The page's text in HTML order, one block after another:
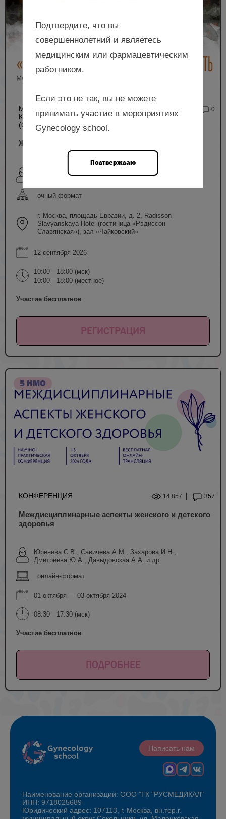
МЕЖРЕГИОНАЛЬНАЯ
КОНФЕРЕНЦИЯ РОАГ
(ОЧНЫЙ ФОРМАТ)
0
Женское здоровье, Московская область
Дудинская Е.Н., Новикова И.П., Нагоев Т.М.,
очный формат
г. Москва, площадь Евразии, д. 2, Radisson
Slavyanskaya Hotel (гостиница «Рэдиссон
Славянская»), зал «Чайковский»
12 сентября 2026
10:00—18:00 (мск)
10:00—18:00 (местное)
Участие бесплатное
РЕГИСТРАЦИЯ
5 НМО
КОНФЕРЕНЦИЯ 14 857 357
Междисциплинарные аспекты женского и детского
здоровья
Юренева С.В., Савичева А.М., Захарова И.Н.,
Дмитриева Ю.А., Давыдовская А.А. и др.
онлайн-формат
01 октября — 03 октября 2024
08:30—17:30 (мск)
Участие бесплатное
ПОДРОБНЕЕ
Написать нам
Наименование организации: ООО "ГК "РУСМЕДИКАЛ"
ИНН: 9718025689
Юридический адрес: 107113, г. Москва, вн.тер.г.
Подтвердите, что вы
совершеннолетний и являетесь
медицинским или фармацевтическим
работником.
Если это не так, вы не можете
принимать участие в мероприятиях
Gynecology school.
Подтверждаю